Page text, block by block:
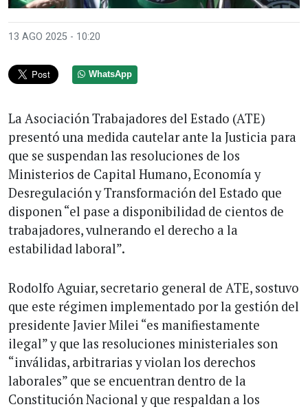
13 AGO 2025 - 10:20
WhatsApp
La Asociación Trabajadores del Estado (ATE)
presentó una medida cautelar ante la Justicia para
que se suspendan las resoluciones de los
Ministerios de Capital Humano, Economía y
Desregulación y Transformación del Estado que
disponen “el pase a disponibilidad de cientos de
trabajadores, vulnerando el derecho a la
estabilidad laboral”.
Rodolfo Aguiar, secretario general de ATE, sostuvo
que este régimen implementado por la gestión del
presidente Javier Milei “es manifiestamente
ilegal” y que las resoluciones ministeriales son
“inválidas, arbitrarias y violan los derechos
laborales” que se encuentran dentro de la
Constitución Nacional y que respaldan a los